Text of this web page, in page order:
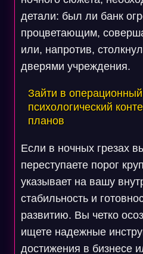
детали: был ли банк
процветающим,
или, напротив,
дверями учреждения.
Зайти в
психологический
планов
Если в ночных грезах
переступаете порог
указывает на вашу
стабильность и
развитию. Вы четко
ищете надежные
достижения в бизнесе